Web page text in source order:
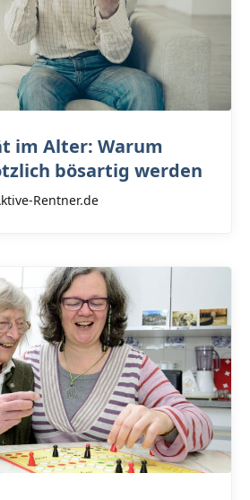
im Alter: Warum
bösartig werden
Rentner.de